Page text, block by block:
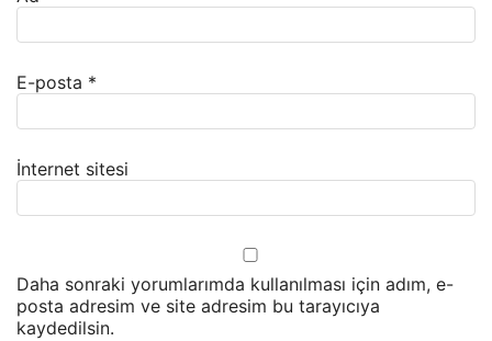
E-posta *
İnternet sitesi
Daha sonraki yorumlarımda kullanılması için adım, e-
posta adresim ve site adresim bu tarayıcıya
kaydedilsin.